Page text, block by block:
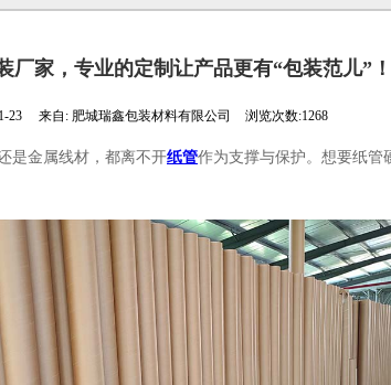
厂家，专业的定制让产品更有“包装范儿”！
23 来自: 肥城瑞鑫包装材料有限公司 浏览次数:1268
是金属线材，都离不开纸管作为支撑与保护。想要纸管